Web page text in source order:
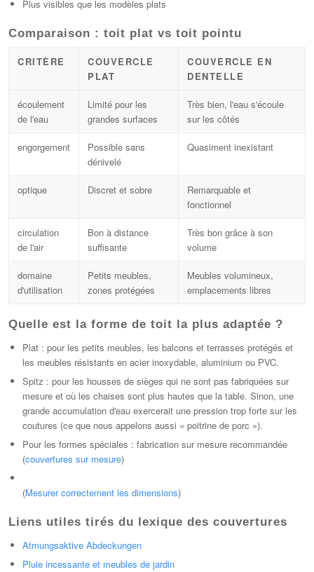
Plus visibles que les modèles plats
Comparaison : toit plat vs toit pointu
CRITÈRE
COUVERCLE
PLAT
COUVERCLE EN
DENTELLE
écoulement
de l'eau
Limité pour les
grandes surfaces
Très bien, l'eau s'écoule
sur les côtés
engorgement
Possible sans
dénivelé
Quasiment inexistant
optique Discret et sobre
Remarquable et
fonctionnel
circulation
de l'air
Bon à distance
suffisante
Très bon grâce à son
volume
domaine
d'utilisation
Petits meubles,
zones protégées
Meubles volumineux,
emplacements libres
Quelle est la forme de toit la plus adaptée ?
Plat : pour les petits meubles, les balcons et terrasses protégés et
les meubles résistants en acier inoxydable, aluminium ou PVC.
Spitz : pour les housses de sièges qui ne sont pas fabriquées sur
mesure et où les chaises sont plus hautes que la table. Sinon, une
grande accumulation d'eau exercerait une pression trop forte sur les
coutures (ce que nous appelons aussi « poitrine de porc »).
Pour les formes spéciales : fabrication sur mesure recommandée
(couvertures sur mesure)
(Mesurer correctement les dimensions)
Liens utiles tirés du lexique des couvertures
Atmungsaktive Abdeckungen
Pluie incessante et meubles de jardin